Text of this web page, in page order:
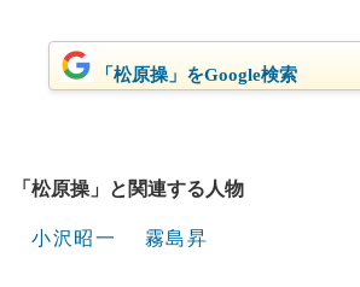
「松原操」をGoogle検索
「松原操」と関連する人物
小沢昭一 霧島昇